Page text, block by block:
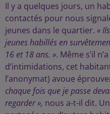
Il y a quelques jours, un
contactés pour nous
jeunes dans le quartier. «
jeunes habillés en
16 et 18 ans. ». Même s’il
d’intimidations, cet
l’anonymat) avoue
chaque fois que je passe
regarder », nous a-t-il dit.